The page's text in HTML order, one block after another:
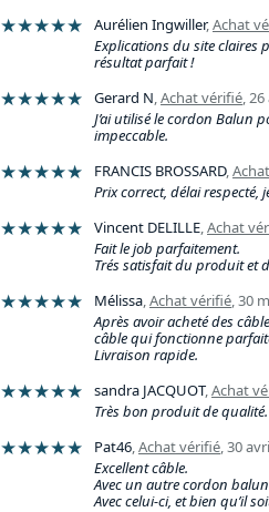
★★★★★ Aurélien Ingwiller,Achat
Explications du site claires
résultat parfait !
★★★★★ Gerard N,Achat vérifié,26
J’ai utilisé le cordon Balun
impeccable.
★★★★★ FRANCIS BROSSARD,
Prix correct, délai respecté,
★★★★★ Vincent DELILLE,Achat
Fait le job parfaitement.
Trés satisfait du produit et
★★★★★ Mélissa,Achat vérifié,30
Après avoir acheté des
câble qui fonctionne
Livraison rapide.
★★★★★ sandra JACQUOT,Achat
Très bon produit de qualité.
★★★★★ Pat46,Achat vérifié,30
Excellent câble.
Avec un autre cordon
Avec celui-ci, et bien qu’il